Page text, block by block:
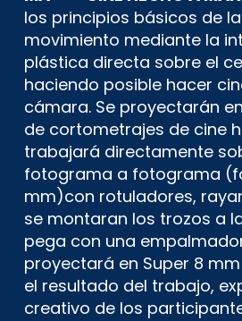
los principios básicos de
movimiento mediante la
plástica directa sobre el
haciendo posible hacer
cámara. Se proyectarán
de cortometrajes de cine
trabajará directamente
fotograma a fotograma
mm)con rotuladores,
se montaran los trozos a
pega con una
proyectará en Super 8
el resultado del trabajo,
creativo de los